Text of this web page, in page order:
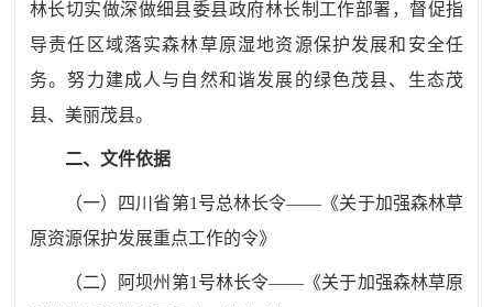
林长切实做深做细县委县政府林长制工作部署，督促指
导责任区域落实森林草原湿地资源保护发展和安全任
务。努力建成人与自然和谐发展的绿色茂县、生态茂
县、美丽茂县。
二、文件依据
（一） 四川省第1 号总林长令——《关于加强森林草
原资源保护发展重点工作的令》
（二）阿坝州第1号林长令——《关于加强森林草原